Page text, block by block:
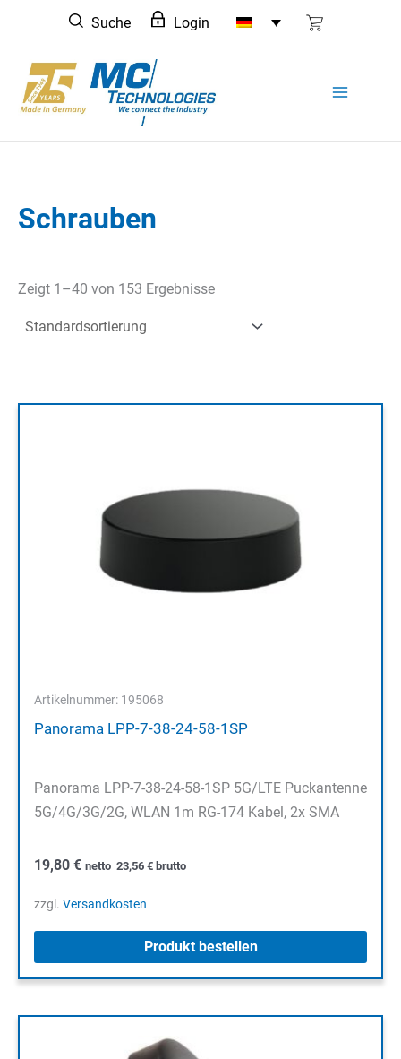
springen
Suche Login
Schrauben
Zeigt 1–40 von 153 Ergebnisse
Artikelnummer: 195068
Panorama LPP-7-38-24-58-1SP
Panorama LPP-7-38-24-58-1SP 5G/LTE Puckantenne
5G/4G/3G/2G, WLAN 1m RG-174 Kabel, 2x SMA
19,80 € netto 23,56 € brutto
zzgl. Versandkosten
Produkt bestellen